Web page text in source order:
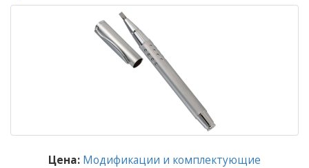
Цена: Модификации и комплектующие